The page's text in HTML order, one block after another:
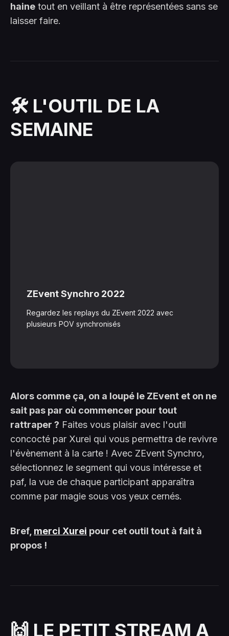
haine tout en veillant à être représentées sans se
laisser faire.
🛠️ L'OUTIL DE LA
SEMAINE
ZEvent Synchro 2022
Regardez les replays du ZEvent 2022 avec
plusieurs POV synchronisés
Alors comme ça, on a loupé le ZEvent et on ne
sait pas par où commencer pour tout
rattraper ? Faites vous plaisir avec l'outil
concocté par Xurei qui vous permettra de revivre
l'évènement à la carte ! Avec ZEvent Synchro,
sélectionnez le segment qui vous intéresse et
paf, la vue de chaque participant apparaîtra
comme par magie sous vos yeux cernés.
Bref, merci Xurei pour cet outil tout à fait à
propos !
🙌 LE PETIT STREAM A